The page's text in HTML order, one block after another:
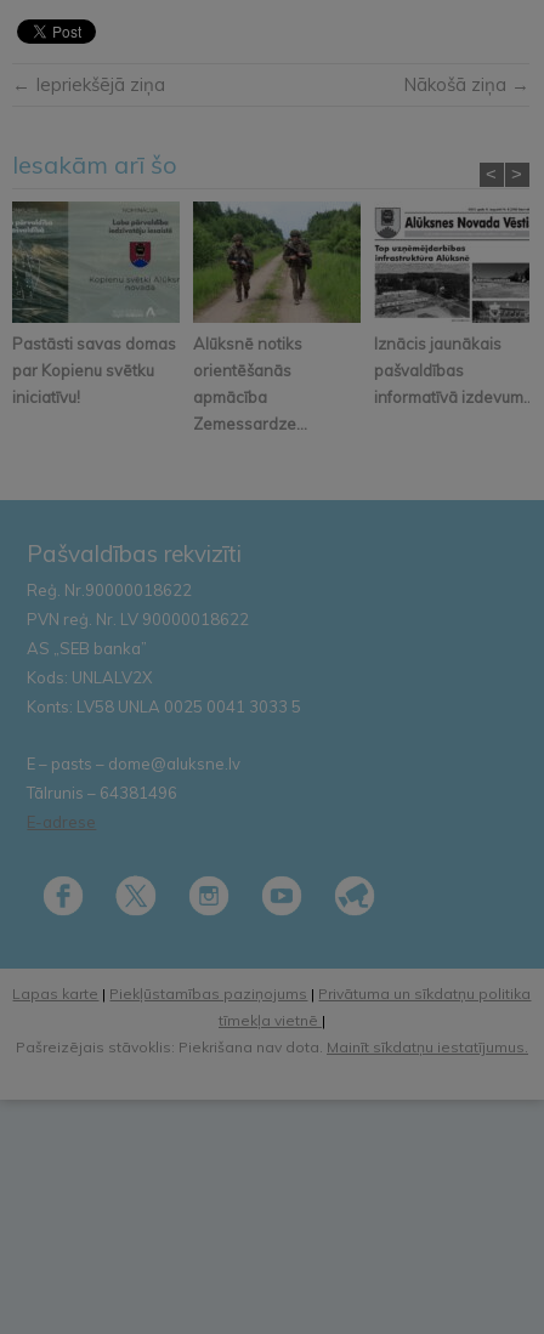
← Iepriekšējā ziņa Nākošā ziņa →
Iesakām arī šo
Pastāsti savas domas
par Kopienu svētku
iniciatīvu!
Alūksnē notiks
orientēšanās
apmācība
Zemessardze...
Iznācis jaunākais
pašvaldības
informatīvā izdevum...
< >
Pašvaldības rekvizīti
Reģ. Nr.90000018622
PVN reģ. Nr. LV 90000018622
AS „SEB banka”
Kods: UNLALV2X
Konts: LV58 UNLA 0025 0041 3033 5
E – pasts – dome@aluksne.lv
Tālrunis – 64381496
E-adrese
Lapas karte | Piekļūstamības paziņojums | Privātuma un sīkdatņu politika
tīmekļa vietnē |
Pašreizējais stāvoklis: Piekrišana nav dota. Mainīt sīkdatņu iestatījumus.